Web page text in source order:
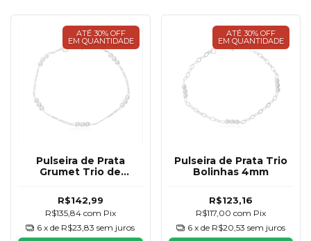
ATÉ 30% OFF
EM QUANTIDADE
Pulseira de Prata
Grumet Trio de
R$142,99
R$135,84 com Pix
6 x de R$23,83 sem juros
ATÉ 30% OFF
EM QUANTIDADE
Pulseira de Prata Trio
Bolinhas 4mm
R$123,16
R$117,00 com Pix
6 x de R$20,53 sem juros